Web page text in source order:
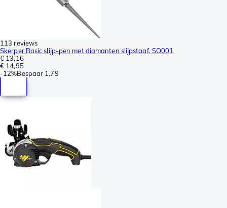
113 reviews
Skerper Basic slijp-pen met diamanten slijpstaaf, SO001
€ 13,16
€ 14,95
-12%Bespaar 1,79